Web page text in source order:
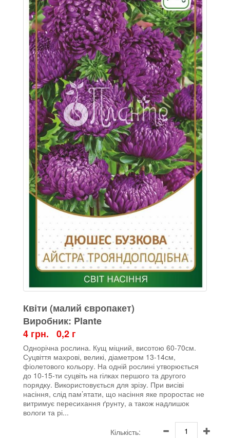
Квіти (малий європакет)
Виробник: Plante
4 грн. 0,2 г
Однорічна рослина. Кущ міцний, висотою 60-70см.
Суцвіття махрові, великі, діаметром 13-14см,
фіолетового кольору. На одній рослині утворюється
до 10-15-ти суцвіть на гілках першого та другого
порядку. Використовується для зрізу. При висіві
насіння, слід пам’ятати, що насіння яке проростає не
витримує пересихання ґрунту, а також надлишок
вологи та рі...
Кількість: